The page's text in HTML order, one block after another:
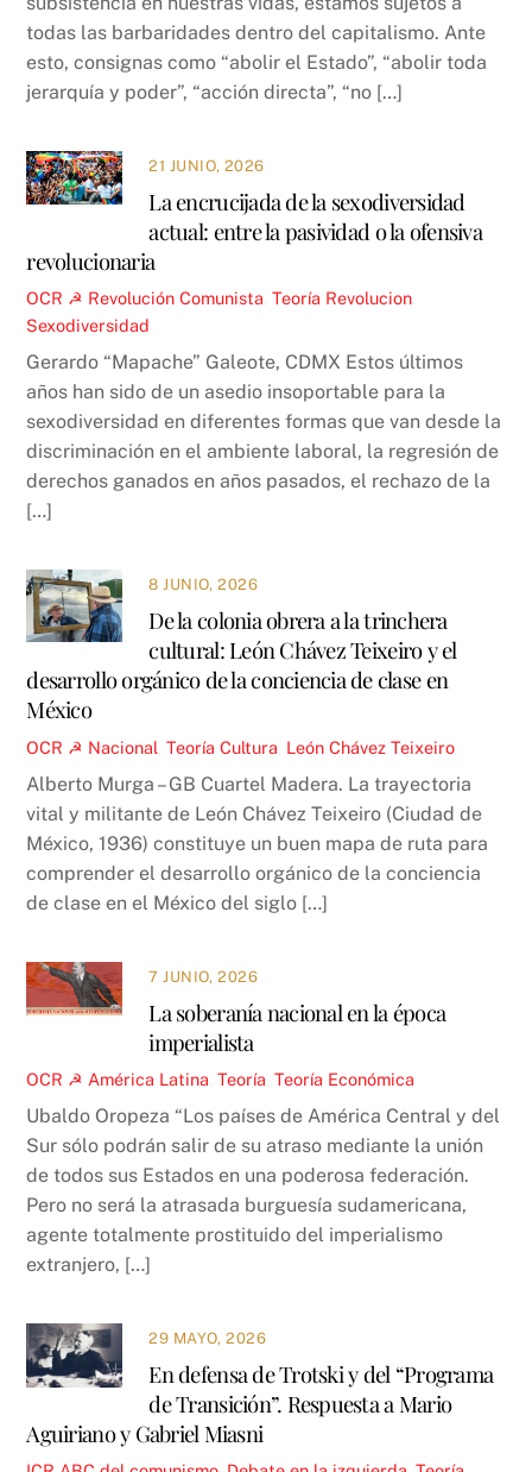
todas las barbaridades dentro del capitalismo. Ante
esto, consignas como “abolir el Estado”, “abolir toda
jerarquía y poder”, “acción directa”, “no […]
21 JUNIO, 2026
La encrucijada de la sexodiversidad
actual: entre la pasividad o la ofensiva
revolucionaria
OCR ☭ Revolución Comunista ,Teoría Revolucion
Sexodiversidad
Gerardo “Mapache” Galeote, CDMX Estos últimos
años han sido de un asedio insoportable para la
sexodiversidad en diferentes formas que van desde la
discriminación en el ambiente laboral, la regresión de
derechos ganados en años pasados, el rechazo de la
[…]
8 JUNIO, 2026
De la colonia obrera a la trinchera
cultural: León Chávez Teixeiro y el
desarrollo orgánico de la conciencia de clase en
México
OCR ☭ Nacional ,Teoría Cultura León Chávez Teixeiro
Alberto Murga – GB Cuartel Madera. La trayectoria
vital y militante de León Chávez Teixeiro (Ciudad de
México, 1936) constituye un buen mapa de ruta para
comprender el desarrollo orgánico de la conciencia
de clase en el México del siglo […]
7 JUNIO, 2026
La soberanía nacional en la época
imperialista
OCR ☭ América Latina ,Teoría ,Teoría Económica
Ubaldo Oropeza “Los países de América Central y del
Sur sólo podrán salir de su atraso mediante la unión
de todos sus Estados en una poderosa federación.
Pero no será la atrasada burguesía sudamericana,
agente totalmente prostituido del imperialismo
extranjero, […]
29 MAYO, 2026
En defensa de Trotski y del “Programa
de Transición”. Respuesta a Mario
Aguiriano y Gabriel Miasni